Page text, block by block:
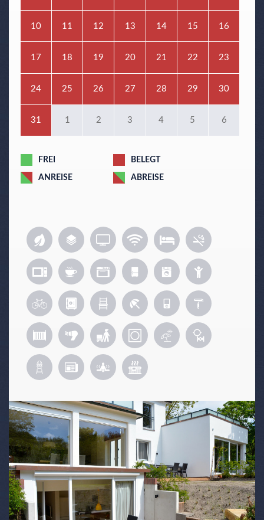
10 11 12 13 14 15 16
17 18 19 20 21 22 23
24 25 26 27 28 29 30
31 1 2 3 4 5 6
FREI BELEGT
ANREISE ABREISE